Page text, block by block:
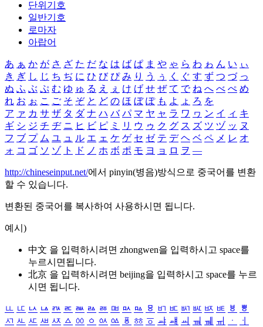
단위기호
일반기호
로마자
아랍어
あ ぁ か が さ ざ た だ な は ば ぱ ま や ゃ ら わ ゎ ん い ぃ
き ぎ し じ ち ぢ に ひ び ぴ み り う ぅ く ぐ す ず つ づ っ
ぬ ふ ぶ ぷ む ゆ ゅ る え ぇ け げ せ ぜ て で ね へ べ ぺ め
れ お ぉ こ ご そ ぞ と ど の ほ ぼ ぽ も よ ょ ろ を
ア ァ カ サ ザ タ ダ ナ ハ バ パ マ ヤ ャ ラ ワ ヮ ン イ ィ キ
ギ シ ジ チ ヂ ニ ヒ ビ ピ ミ リ ウ ゥ ク グ ス ズ ツ ヅ ッ ヌ
フ ブ プ ム ユ ュ ル エ ェ ケ ゲ セ ゼ テ デ ヘ ベ ペ メ レ オ
ォ コ ゴ ソ ゾ ト ド ノ ホ ボ ポ モ ヨ ョ ロ ヲ ―
http://chineseinput.net/에서 pinyin(병음)방식으로 중국어를 변환
할 수 있습니다.
변환된 중국어를 복사하여 사용하시면 됩니다.
예시)
中文 을 입력하시려면 zhongwen을 입력하시고 space를
누르시면됩니다.
北京 을 입력하시려면 beijing을 입력하시고 space를 누르
시면 됩니다.
ㅥ ㅦ ㅧ ㅨ ㅩ ㅪ ㅫ ㅬ ㅭ ㅮ ㅯ ㅰ ㅱ ㅲ ㅳ ㅴ ㅵ ㅶ ㅷ ㅸ
ㅹ
ㅺ ㅻ ㅼ ㅽ ㅾ ㅿ ㆀ ㆁ ㆂ ㆃ ㆄ ㆅ ㆆ ㆇ ㆈ ㆉ ㆊ ㆋ ㆌ ㆍ
ㆎ